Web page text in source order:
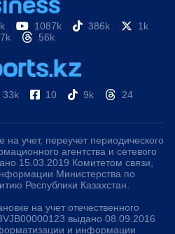
1087k 386k
1k
7k
56k
33k 10 9k 24
на учет, переучет периодического
агентства и сетевого
15.03.2019 Комитетом связи,
Министерства по
Республики Казахстан.
на учет отечественного
выдано 08.09.2016
и информации